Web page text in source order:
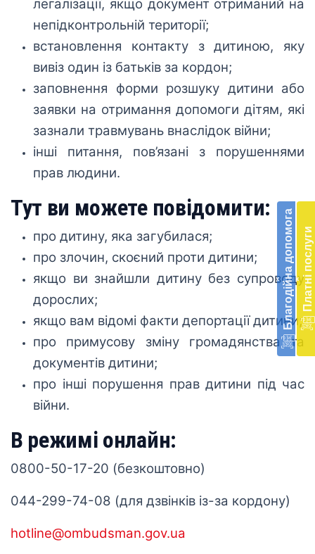
‹ Благодійна допомога‹Платні послуги
легалізації, якщо документ отриманий на
непідконтрольній території;
встановлення контакту з дитиною, яку
вивіз один із батьків за кордон;
заповнення форми розшуку дитини або
заявки на отримання допомоги дітям, які
зазнали травмувань внаслідок війни;
інші питання, пов’язані з порушеннями
прав людини.
Тут ви можете повідомити:
про дитину, яка загубилася;
про злочин, скоєний проти дитини;
якщо ви знайшли дитину без супроводу
дорослих;
якщо вам відомі факти депортації дитини;
про примусову зміну громадянства та
документів дитини;
про інші порушення прав дитини під час
війни.
В режимі онлайн:
0800-50-17-20 (безкоштовно)
044-299-74-08 (для дзвінків із-за кордону)
hotline@ombudsman.gov.ua